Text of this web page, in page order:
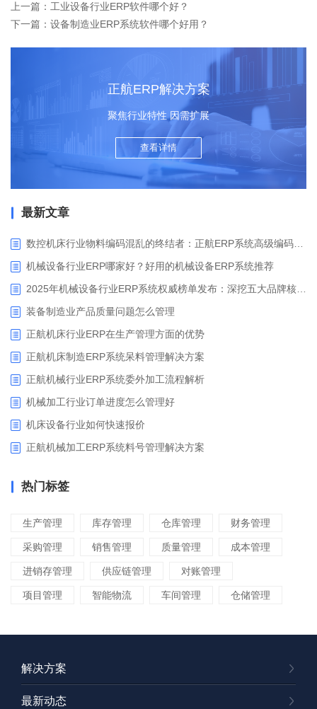
上一篇：工业设备行业ERP软件哪个好？
下一篇：设备制造业ERP系统软件哪个好用？
正航ERP解决方案
聚焦行业特性 因需扩展
查看详情
最新文章
机械设备行业ERP哪家好？好用的机械设备ERP系统推荐
装备制造业产品质量问题怎么管理
正航机床行业ERP在生产管理方面的优势
正航机床制造ERP系统呆料管理解决方案
正航机械行业ERP系统委外加工流程解析
机械加工行业订单进度怎么管理好
​机床设备行业如何快速报价
正航机械加工ERP系统料号管理解决方案
热门标签
生产管理 库存管理 仓库管理 财务管理
采购管理 销售管理 质量管理 成本管理
进销存管理 供应链管理 对账管理
项目管理 智能物流 车间管理 仓储管理
解决方案
最新动态